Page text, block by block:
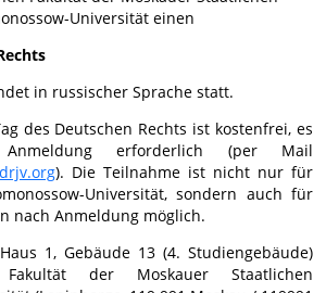
Universität einen
in russischer Sprache statt.
des Deutschen Rechts ist kostenfrei, es
erforderlich (per Mail
). Die Teilnahme ist nicht nur für
Universität, sondern auch für
nach Anmeldung möglich.
Haus 1, Gebäude 13 (4. Studiengebäude)
der Moskauer Staatlichen